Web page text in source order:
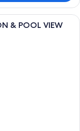
de hotel moderna
& POOL VIEW